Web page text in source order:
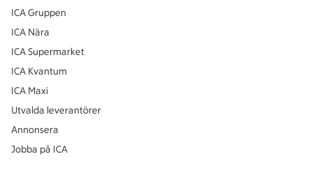
ICA Gruppen
ICA Nära
ICA Supermarket
ICA Kvantum
ICA Maxi
Utvalda leverantörer
Annonsera
Jobba på ICA